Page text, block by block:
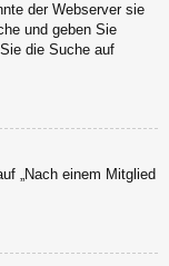
der Webserver sie
und geben Sie
die Suche auf
„Nach einem Mitglied